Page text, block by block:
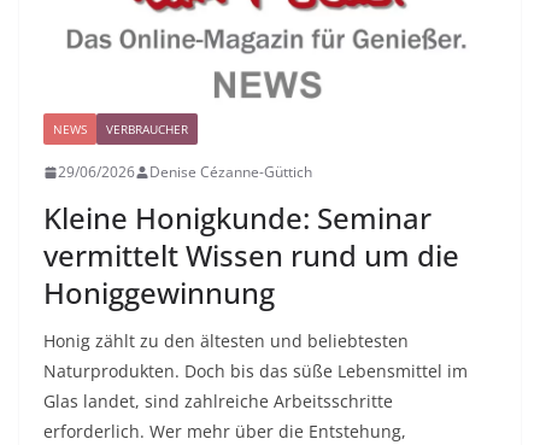
NEWS VERBRAUCHER
29/06/2026 Denise Cézanne-Güttich
Kleine Honigkunde: Seminar
vermittelt Wissen rund um die
Honiggewinnung
Honig zählt zu den ältesten und beliebtesten
Naturprodukten. Doch bis das süße Lebensmittel im
Glas landet, sind zahlreiche Arbeitsschritte
erforderlich. Wer mehr über die Entstehung,